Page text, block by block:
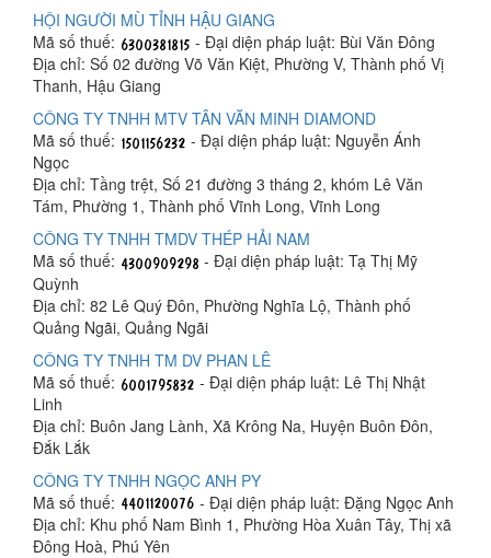
HỘI NGƯỜI MÙ TỈNH HẬU GIANG
Mã số thuế:
- Đại diện pháp luật: Bùi Văn Đông
Địa chỉ: Số 02 đường Võ Văn Kiệt, Phường V, Thành phố Vị
Thanh, Hậu Giang
CÔNG TY TNHH MTV TÂN VĂN MINH DIAMOND
Mã số thuế:
- Đại diện pháp luật: Nguyễn Ánh
Ngọc
Địa chỉ: Tầng trệt, Số 21 đường 3 tháng 2, khóm Lê Văn
Tám, Phường 1, Thành phố Vĩnh Long, Vĩnh Long
CÔNG TY TNHH TMDV THÉP HẢI NAM
Mã số thuế:
- Đại diện pháp luật: Tạ Thị Mỹ
Quỳnh
Địa chỉ: 82 Lê Quý Đôn, Phường Nghĩa Lộ, Thành phố
Quảng Ngãi, Quảng Ngãi
CÔNG TY TNHH TM DV PHAN LÊ
Mã số thuế:
- Đại diện pháp luật: Lê Thị Nhật
Linh
Địa chỉ: Buôn Jang Lành, Xã Krông Na, Huyện Buôn Đôn,
Đắk Lắk
CÔNG TY TNHH NGỌC ANH PY
Mã số thuế:
- Đại diện pháp luật: Đặng Ngọc Anh
Địa chỉ: Khu phố Nam Bình 1, Phường Hòa Xuân Tây, Thị xã
Đông Hoà, Phú Yên